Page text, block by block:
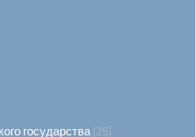
государства(25)